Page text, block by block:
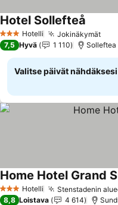
3 Tähtiluokitus
Hotelli Jokinäkymät
Hotel Sollefteå
7,5 Hyvä 1 110 Solleftea
Valitse päivät
3 Tähtiluokitus
Hotelli Stenstadenin
Home Hotel Grand
8,8 Loistava 4 614